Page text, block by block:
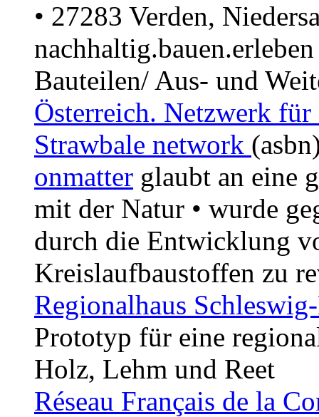
• 27283 Verden,
Bauteilen/ Aus- und
Österreich. Netzwerk
Strawbale network
onmatter glaubt an eine
mit der Natur • wurde
durch die Entwicklung
Kreislaufbaustoffen zu
Regionalhaus
Prototyp für eine
Holz, Lehm und Reet
Réseau Français de la